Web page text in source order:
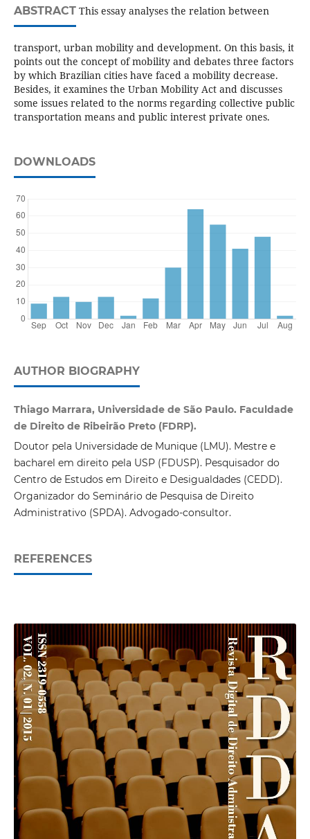
ABSTRACTThis essay analyses the relation between
transport, urban mobility and development. On this basis, it
points out the concept of mobility and debates three factors
by which Brazilian cities have faced a mobility decrease.
Besides, it examines the Urban Mobility Act and discusses
some issues related to the norms regarding collective public
transportation means and public interest private ones.
DOWNLOADS
AUTHOR BIOGRAPHY
Thiago Marrara, Universidade de São Paulo. Faculdade
de Direito de Ribeirão Preto (FDRP).
Doutor pela Universidade de Munique (LMU). Mestre e
bacharel em direito pela USP (FDUSP). Pesquisador do
Centro de Estudos em Direito e Desigualdades (CEDD).
Organizador do Seminário de Pesquisa de Direito
Administrativo (SPDA). Advogado-consultor.
REFERENCES